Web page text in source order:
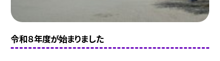
令和８年度が始まりました